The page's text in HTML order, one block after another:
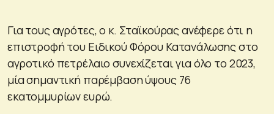
Για τους αγρότες, ο κ. Σταϊκούρας ανέφερε ότι η
επιστροφή του Ειδικού Φόρου Κατανάλωσης στο
αγροτικό πετρέλαιο συνεχίζεται για όλο το 2023,
μία σημαντική παρέμβαση ύψους 76
εκατομμυρίων ευρώ.